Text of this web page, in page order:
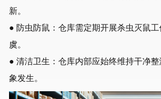
新。
● 防虫防鼠：仓库需定期开展杀虫灭鼠
虞。
● 清洁卫生：仓库内部应始终维持干净
象发生。